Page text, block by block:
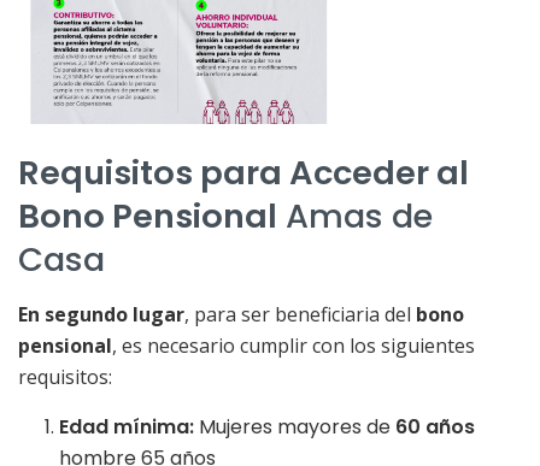
Requisitos para Acceder al
Bono Pensional Amas de
Casa
En segundo lugar, para ser beneficiaria del bono
pensional, es necesario cumplir con los siguientes
requisitos:
Edad mínima: Mujeres mayores de 60 años
hombre 65 años